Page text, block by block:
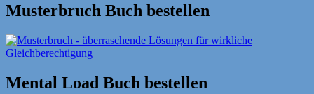
Musterbruch Buch bestellen
Mental Load Buch bestellen